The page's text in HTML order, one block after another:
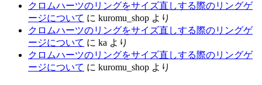
クロムハーツのリングをサイズ直しする際のリングゲ
ージについて に kuromu_shop より
クロムハーツのリングをサイズ直しする際のリングゲ
ージについて に ka より
クロムハーツのリングをサイズ直しする際のリングゲ
ージについて に kuromu_shop より